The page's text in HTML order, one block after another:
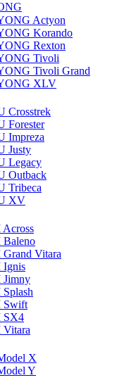
Actyon
Korando
Rexton
Tivoli
Tivoli Grand
XLV
Crosstrek
Forester
Impreza
Justy
Legacy
Outback
Tribeca
XV
Baleno
Vitara
Ignis
Jimny
Swift
SX4
Vitara
X
Y